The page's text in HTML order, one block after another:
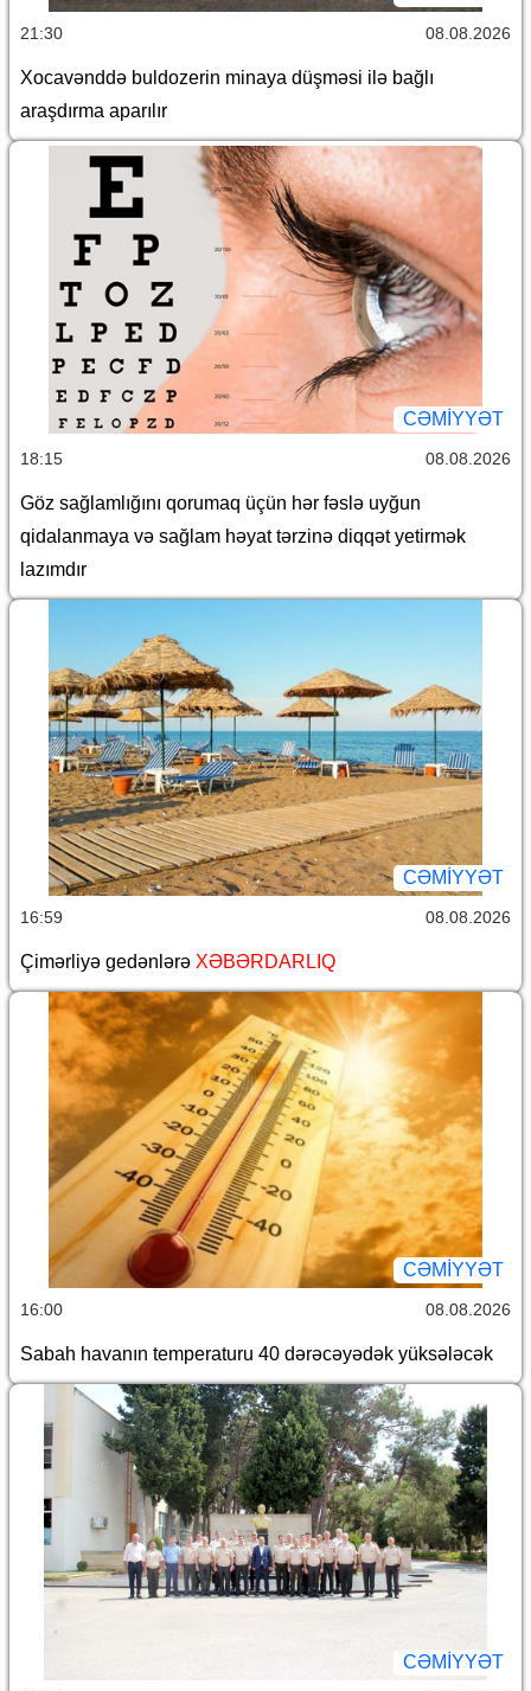
21:30 08.08.2026
Xocavənddə buldozerin minaya düşməsi ilə bağlı
araşdırma aparılır
CƏMİYYƏT
18:15 08.08.2026
Göz sağlamlığını qorumaq üçün hər fəslə uyğun
qidalanmaya və sağlam həyat tərzinə diqqət yetirmək
lazımdır
CƏMİYYƏT
16:59 08.08.2026
Çimərliyə gedənlərə XƏBƏRDARLIQ
CƏMİYYƏT
16:00 08.08.2026
Sabah havanın temperaturu 40 dərəcəyədək yüksələcək
CƏMİYYƏT